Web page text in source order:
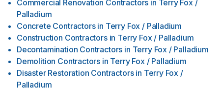
Commercial Renovation Contractors in Terry Fox /
Palladium
Concrete Contractors in Terry Fox / Palladium
Construction Contractors in Terry Fox / Palladium
Decontamination Contractors in Terry Fox / Palladium
Demolition Contractors in Terry Fox / Palladium
Disaster Restoration Contractors in Terry Fox /
Palladium